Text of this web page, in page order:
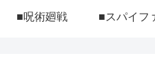
■呪術廻戦 ■スパイフ